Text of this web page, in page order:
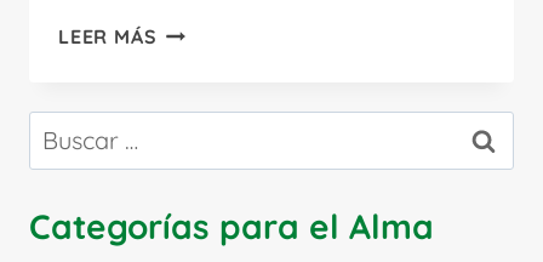
LEER MÁS SAN
PIETRELCINA:
SANTO
LOS
Buscar:
Categorías para el Alma